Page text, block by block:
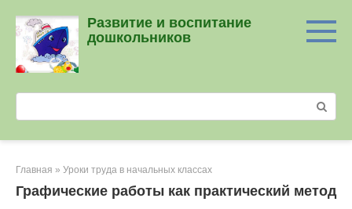
контенту
Развитие и воспитание
дошкольников
Главная » Уроки труда в начальных классах
Графические работы как практический метод